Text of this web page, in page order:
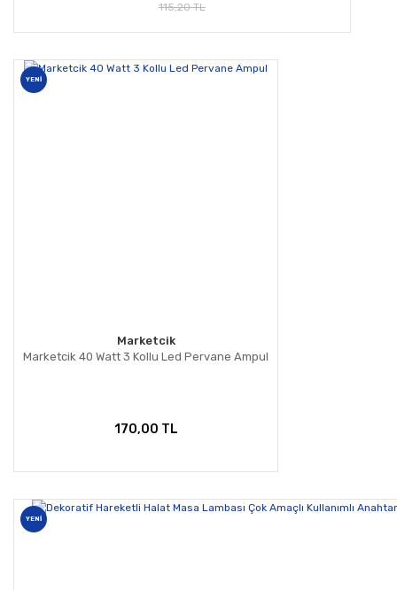
115,20 TL
YENİ
Marketcik
Marketcik 40 Watt 3 Kollu Led Pervane Ampul
170,00 TL
YENİ